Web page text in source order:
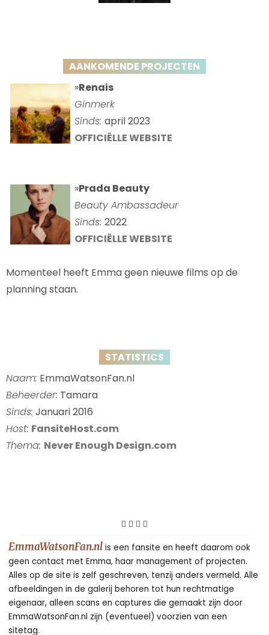
AANKOMENDE PROJECTEN
»Renais
Ginmerk
Sinds: april 2023
OFFICIËLLE WEBSITE
»Prada Beauty
Beauty Ambassadeur
Sinds: 2022
OFFICIËLLE WEBSITE
Momenteel heeft Emma geen nieuwe films op de
planning staan.
STATISTICS
Naam: EmmaWatsonFan.nl
Beheerder: Tamara
Sinds: Januari 2016
Host: FansiteHost.com
Thema: Never Enough Design.com
EmmaWatsonFan.nl is een fansite en heeft daarom ook
geen contact met Emma, haar management of projecten.
Alles op de site is zelf geschreven, tenzij anders vermeld. Alle
afbeeldingen in de galerij behoren tot hun rechtmatige
eigenaar, alleen scans en captures die gemaakt zijn door
EmmaWatsonFan.nl zijn (eventueel) voorzien van een
sitetag.